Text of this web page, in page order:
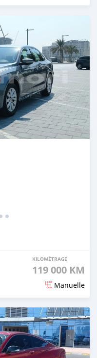
KILOMÉTRAGE
119 000 KM
Manuelle